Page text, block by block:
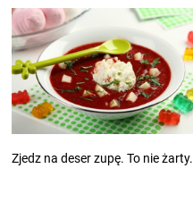
Zjedz na deser zupę. To nie żarty.